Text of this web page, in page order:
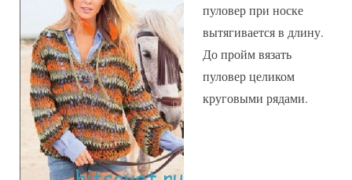
пуловер при носке
вытягивается в длину.
До пройм вязать
пуловер целиком
круговыми рядами.